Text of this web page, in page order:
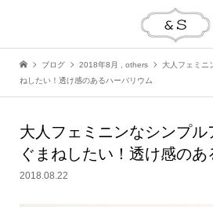
ブログ 2018年8月 others
大人フェミニ
ねしたい！透け感のあるハーバリウム
大人フェミニンなシンプ
ぐまねしたい！透け感の
2018.08.22